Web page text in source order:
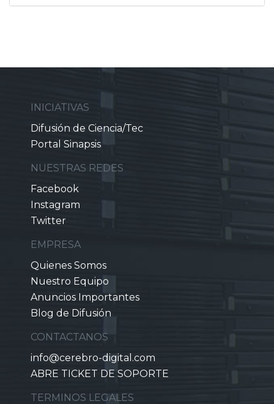
INICIATIVAS
Difusión de Ciencia/Tec
Portal Sinapsis
NUESTRAS REDES
Facebook
Instagram
Twitter
EMPRESA
Quienes Somos
Nuestro Equipo
Anuncios Importantes
Blog de Difusión
CONTACTANOS
info@cerebro-digital.com
ABRE TICKET DE SOPORTE
TERMINOS LEGALES